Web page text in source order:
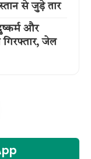
से जुड़े तार
और
गिरफ्तार, जेल